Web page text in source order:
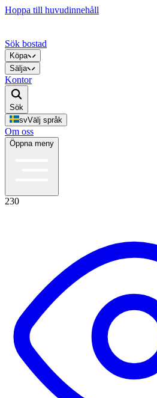
Hoppa till huvudinnehåll
Sök bostad
Köpa
Sälja
Kontor
Sök
svVälj språk
Om oss
Öppna meny
230